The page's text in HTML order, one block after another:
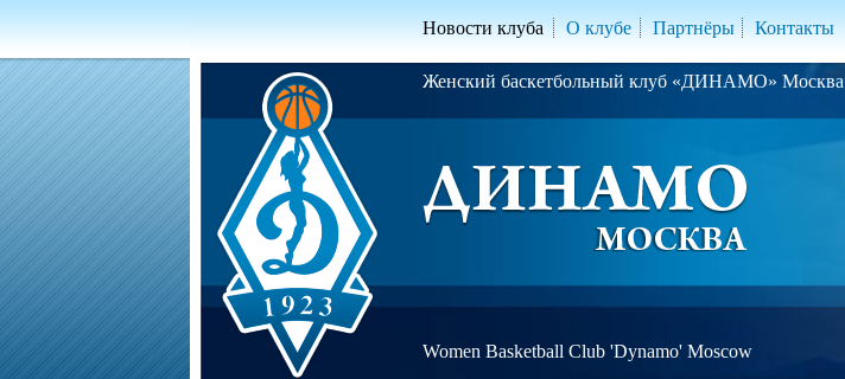
Новости клуба О клубе Партнёры Контакты
Женский баскетбольный клуб «ДИНАМО» Москва
Women Basketball Club 'Dynamo' Moscow